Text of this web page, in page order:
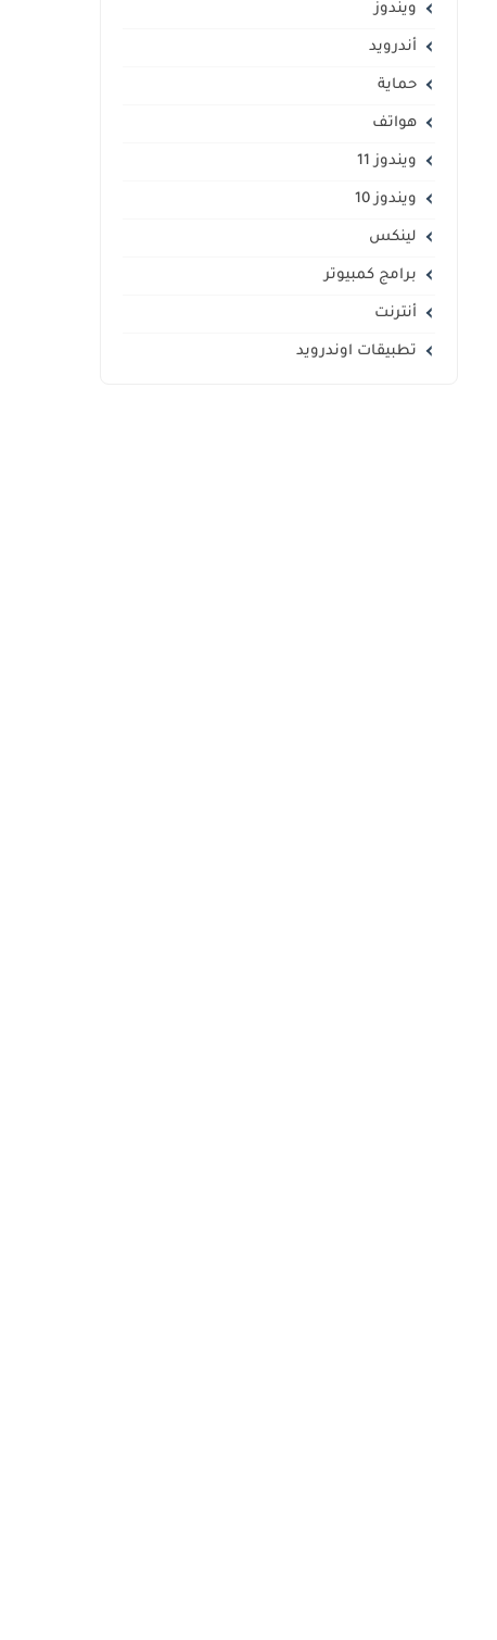
ويندوز
أندرويد
حماية
هواتف
ويندوز 11
ويندوز 10
لينكس
برامج كمبيوتر
أنترنت
تطبيقات اوندرويد